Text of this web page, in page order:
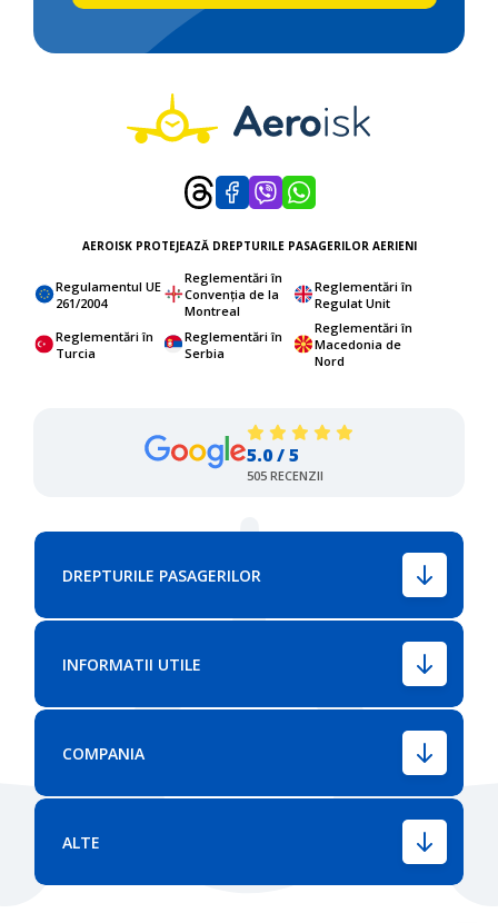
AEROISK PROTEJEAZĂ DREPTURILE PASAGERILOR AERIENI
Regulamentul UE
261/2004
Reglementări în
Convenția de la
Montreal
Reglementări în
Regulat Unit
Reglementări în
Turcia
Reglementări în
Serbia
Reglementări în
Macedonia de
Nord
5.0 / 5
505 RECENZII
DREPTURILE PASAGERILOR
INFORMATII UTILE
COMPANIA
ALTE